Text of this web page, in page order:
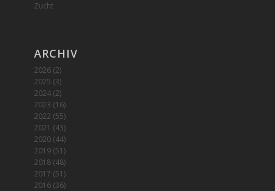
Zucht
ARCHIV
2026(2)
2025 (3)
2024(2)
2023 (16)
2022 (55)
2021 (43)
2020(44)
2019(51)
2018(48)
2017 (51)
2016(36)